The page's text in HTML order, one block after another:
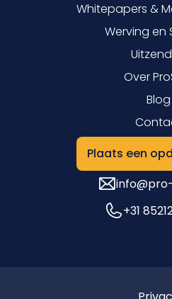
Whitepapers &
Werving en
Over
Blog
Plaats een
+31